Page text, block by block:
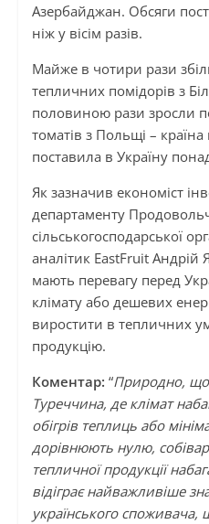
Азербайджан. Обсяги
ніж у вісім разів.
Майже в чотири рази
тепличних помідорів з
половиною рази зросли
томатів з Польщі –
поставила в Україну
Як зазначив економіст
департаменту
сільськогосподарської
аналітик EastFruit Андрій
мають перевагу перед
клімату або дешевих
виростити в тепличних
продукцію.
Коментар: “Природно, що
Туреччина, де клімат
обігрів теплиць або
дорівнюють нулю,
тепличної продукції
відіграє найважливіше
українського споживача,